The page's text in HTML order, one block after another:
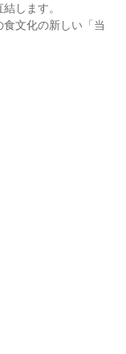
します。
文化の新しい「当